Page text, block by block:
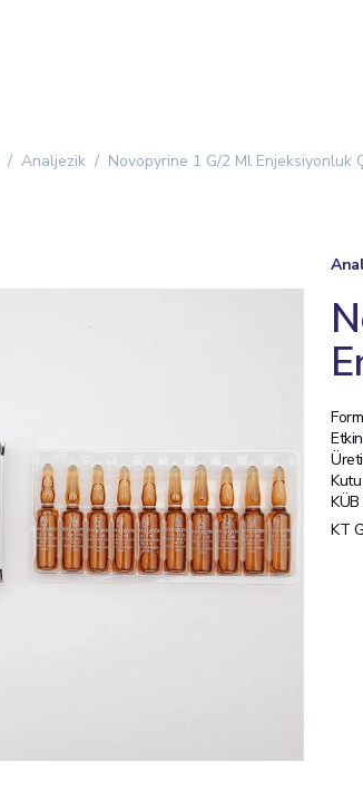
Analjezik Novopyrine 1 G/2 Ml Enjeksiyonluk
KT